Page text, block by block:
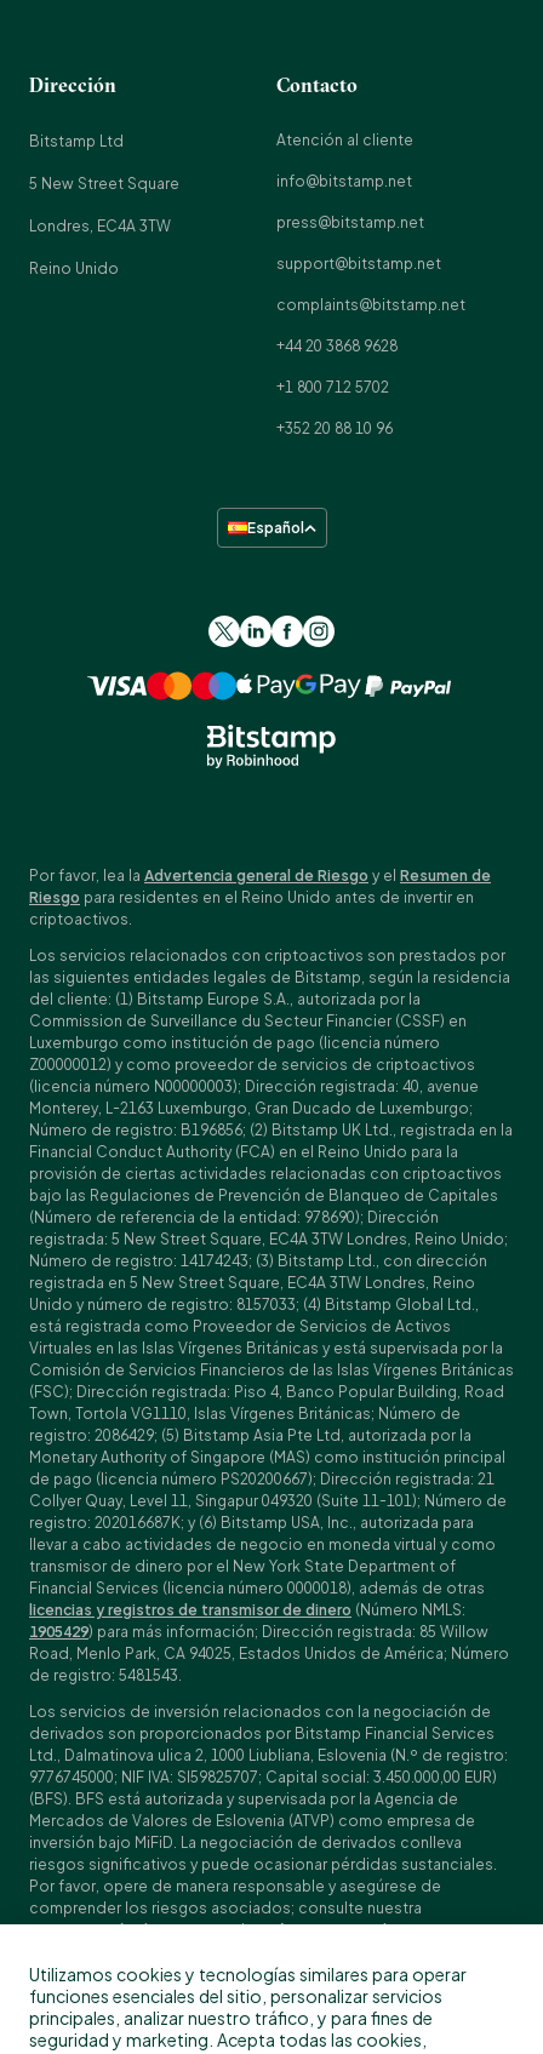
Dirección
Bitstamp Ltd
5 New Street Square
Londres, EC4A 3TW
Reino Unido
Contacto
Atención al cliente
info@bitstamp.net
press@bitstamp.net
support@bitstamp.net
complaints@bitstamp.net
+44 20 3868 9628
+1 800 712 5702
+352 20 88 10 96
Español
Por favor, lea la Advertencia general de Riesgo y el Resumen de
Riesgo para residentes en el Reino Unido antes de invertir en
criptoactivos.
Los servicios relacionados con criptoactivos son prestados por
las siguientes entidades legales de Bitstamp, según la residencia
del cliente: (1) Bitstamp Europe S.A., autorizada por la
Commission de Surveillance du Secteur Financier (CSSF) en
Luxemburgo como institución de pago (licencia número
Z00000012) y como proveedor de servicios de criptoactivos
(licencia número N00000003); Dirección registrada: 40, avenue
Monterey, L-2163 Luxemburgo, Gran Ducado de Luxemburgo;
Número de registro: B196856; (2) Bitstamp UK Ltd., registrada en la
Financial Conduct Authority (FCA) en el Reino Unido para la
provisión de ciertas actividades relacionadas con criptoactivos
bajo las Regulaciones de Prevención de Blanqueo de Capitales
(Número de referencia de la entidad: 978690); Dirección
registrada: 5 New Street Square, EC4A 3TW Londres, Reino Unido;
Número de registro: 14174243; (3) Bitstamp Ltd., con dirección
registrada en 5 New Street Square, EC4A 3TW Londres, Reino
Unido y número de registro: 8157033; (4) Bitstamp Global Ltd.,
está registrada como Proveedor de Servicios de Activos
Virtuales en las Islas Vírgenes Británicas y está supervisada por la
Comisión de Servicios Financieros de las Islas Vírgenes Británicas
(FSC); Dirección registrada: Piso 4, Banco Popular Building, Road
Town, Tortola VG1110, Islas Vírgenes Británicas; Número de
registro: 2086429; (5) Bitstamp Asia Pte Ltd, autorizada por la
Monetary Authority of Singapore (MAS) como institución principal
de pago (licencia número PS20200667); Dirección registrada: 21
Collyer Quay, Level 11, Singapur 049320 (Suite 11-101); Número de
registro: 202016687K; y (6) Bitstamp USA, Inc., autorizada para
llevar a cabo actividades de negocio en moneda virtual y como
transmisor de dinero por el New York State Department of
Financial Services (licencia número 0000018), además de otras
licencias y registros de transmisor de dinero (Número NMLS:
1905429) para más información; Dirección registrada: 85 Willow
Road, Menlo Park, CA 94025, Estados Unidos de América; Número
de registro: 5481543.
Los servicios de inversión relacionados con la negociación de
derivados son proporcionados por Bitstamp Financial Services
Ltd., Dalmatinova ulica 2, 1000 Liubliana, Eslovenia (N.º de registro:
9776745000; NIF IVA: SI59825707; Capital social: 3.450.000,00 EUR)
(BFS). BFS está autorizada y supervisada por la Agencia de
Mercados de Valores de Eslovenia (ATVP) como empresa de
inversión bajo MiFiD. La negociación de derivados conlleva
riesgos significativos y puede ocasionar pérdidas sustanciales.
Por favor, opere de manera responsable y asegúrese de
comprender los riesgos asociados; consulte nuestra
Especificación de contratos, losTérminos y condiciones
obtener detalles específicos sobre los contratos y las
divulgaciones de riesgos. La negociación de derivados no está
disponible para clientes en Estados Unidos, Canadá, Japón y
algunos otros países. BFS no presta servicios de criptoactivos.
Utilizamos cookies y tecnologías similares para operar
funciones esenciales del sitio, personalizar servicios
principales, analizar nuestro tráfico, y para fines de
seguridad y marketing. Acepta todas las cookies,